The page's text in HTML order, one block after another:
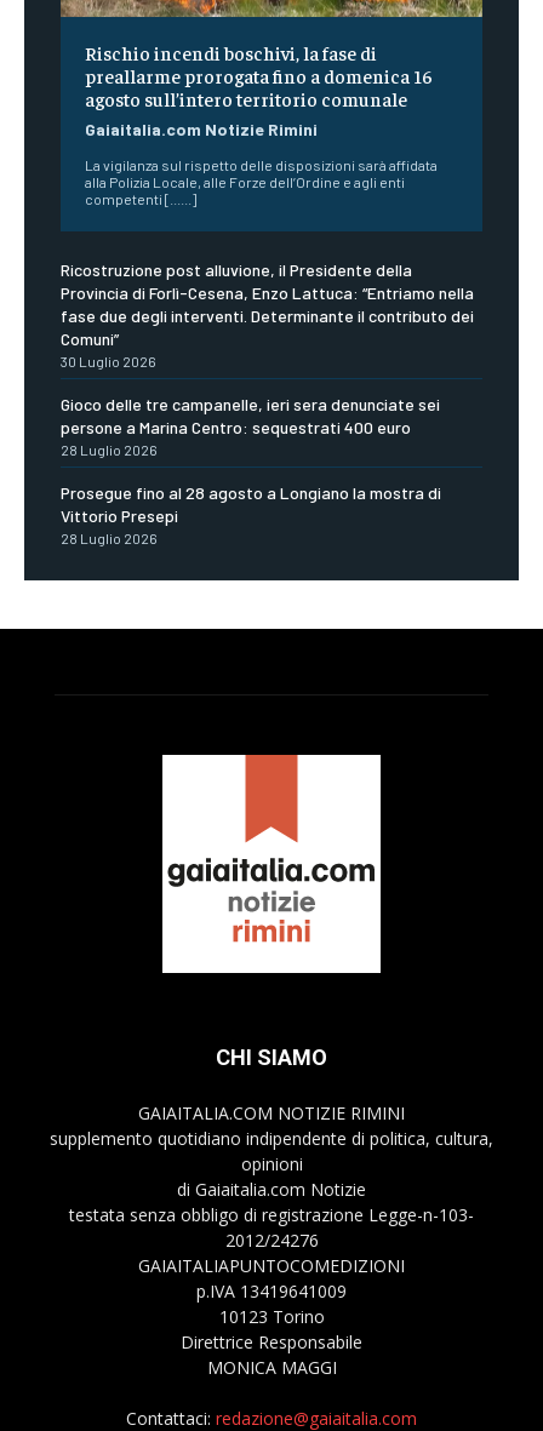
Rischio incendi boschivi, la fase di
preallarme prorogata fino a domenica 16
agosto sull’intero territorio comunale
Gaiaitalia.com Notizie Rimini
La vigilanza sul rispetto delle disposizioni sarà affidata
alla Polizia Locale, alle Forze dell’Ordine e agli enti
competenti [......]
Ricostruzione post alluvione, il Presidente della
Provincia di Forlì-Cesena, Enzo Lattuca: “Entriamo nella
fase due degli interventi. Determinante il contributo dei
Comuni”
30 Luglio 2026
Gioco delle tre campanelle, ieri sera denunciate sei
persone a Marina Centro: sequestrati 400 euro
28 Luglio 2026
Prosegue fino al 28 agosto a Longiano la mostra di
Vittorio Presepi
28 Luglio 2026
CHI SIAMO
GAIAITALIA.COM NOTIZIE RIMINI
supplemento quotidiano indipendente di politica, cultura,
opinioni
di Gaiaitalia.com Notizie
testata senza obbligo di registrazione Legge-n-103-
2012/24276
GAIAITALIAPUNTOCOMEDIZIONI
p.IVA 13419641009
10123 Torino
Direttrice Responsabile
MONICA MAGGI
Contattaci: redazione@gaiaitalia.com